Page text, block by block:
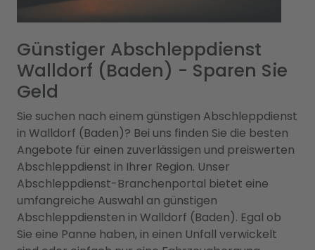
Günstiger Abschleppdienst
Walldorf (Baden) - Sparen Sie
Geld
Sie suchen nach einem günstigen Abschleppdienst
in Walldorf (Baden)? Bei uns finden Sie die besten
Angebote für einen zuverlässigen und preiswerten
Abschleppdienst in Ihrer Region. Unser
Abschleppdienst-Branchenportal bietet eine
umfangreiche Auswahl an günstigen
Abschleppdiensten in Walldorf (Baden). Egal ob
Sie eine Panne haben, in einen Unfall verwickelt